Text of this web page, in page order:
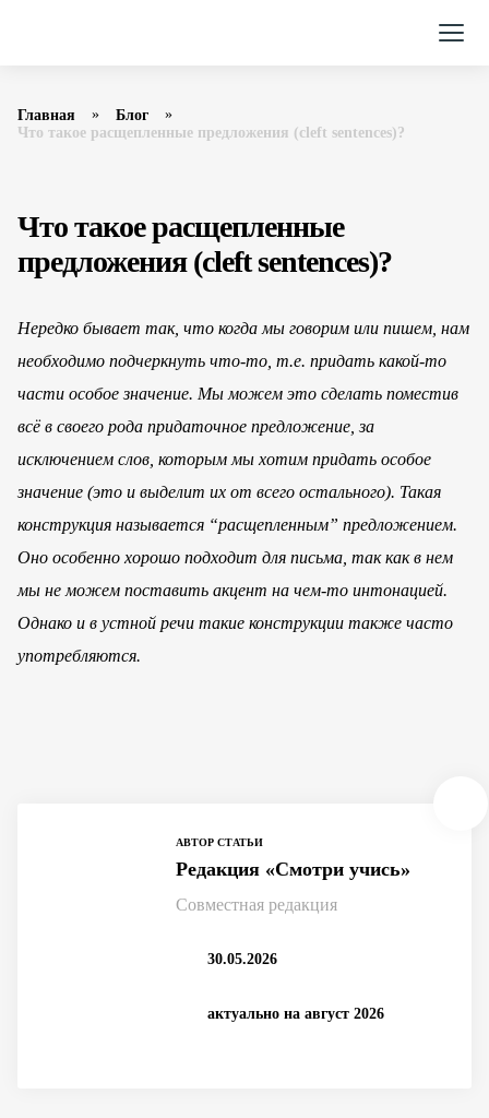
Главная
Блог
Что такое расщепленные предложения (cleft sentences)?
Что такое расщепленные
предложения (cleft sentences)?
Нередко бывает так, что когда мы говорим или пишем, нам
необходимо подчеркнуть что-то, т.е. придать какой-то
части особое значение. Мы можем это сделать поместив
всё в своего рода придаточное предложение, за
исключением слов, которым мы хотим придать особое
значение (это и выделит их от всего остального). Такая
конструкция называется “расщепленным” предложением.
Оно особенно хорошо подходит для письма, так как в нем
мы не можем поставить акцент на чем-то интонацией.
Однако и в устной речи такие конструкции также часто
употребляются.
АВТОР СТАТЬИ
Редакция «Смотри учись»
Совместная редакция
30.05.2026
актуально на август 2026